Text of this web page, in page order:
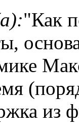
"Как
из